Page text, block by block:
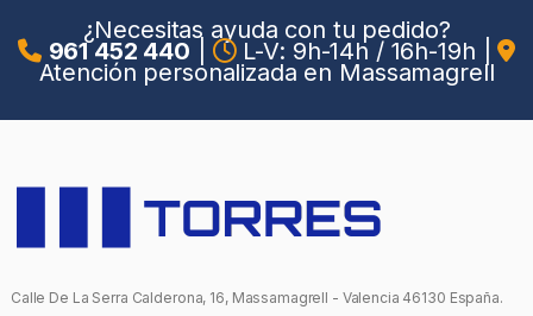
¿Necesitas ayuda con tu pedido?
961 452 440 L-V: 9h-14h / 16h-19h
Atención personalizada en Massamagrell
Calle De La Serra Calderona, 16, Massamagrell - Valencia 46130 España.